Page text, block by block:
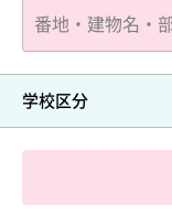
学校区分